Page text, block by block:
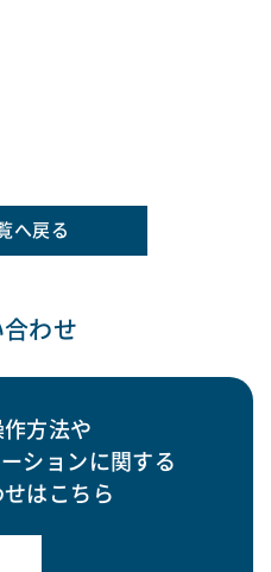
へ戻る
わせ
方法や
ションに関する
はこちら